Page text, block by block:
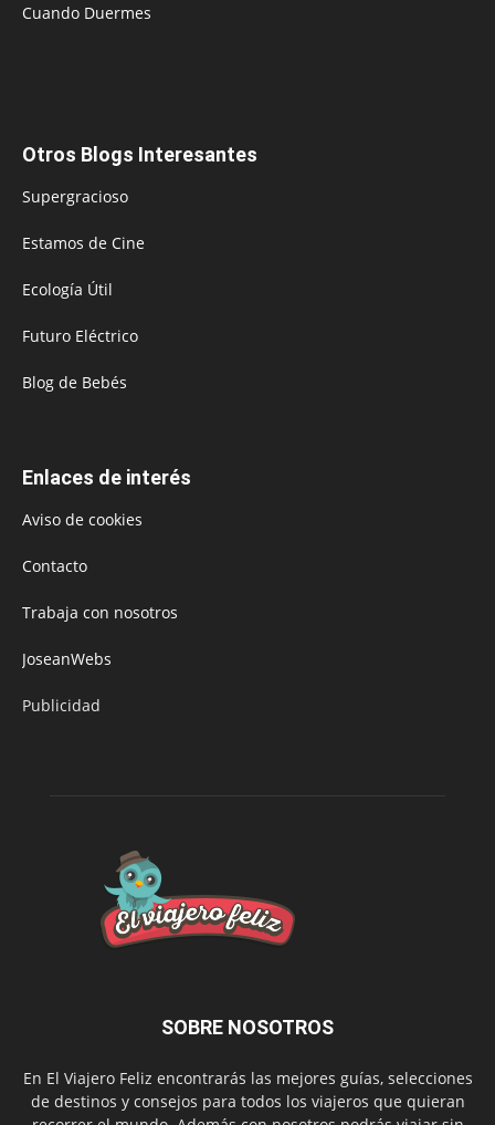
Cuando Duermes
Otros Blogs Interesantes
Supergracioso
Estamos de Cine
Ecología Útil
Futuro Eléctrico
Blog de Bebés
Enlaces de interés
Aviso de cookies
Contacto
Trabaja con nosotros
JoseanWebs
Publicidad
SOBRE NOSOTROS
En El Viajero Feliz encontrarás las mejores guías, selecciones
de destinos y consejos para todos los viajeros que quieran